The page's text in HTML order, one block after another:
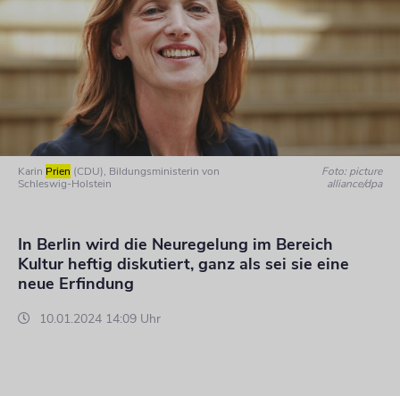
Karin Prien (CDU), Bildungsministerin von
Schleswig-Holstein
Foto: picture
alliance/dpa
In Berlin wird die Neuregelung im Bereich
Kultur heftig diskutiert, ganz als sei sie eine
neue Erfindung
10.01.2024 14:09 Uhr